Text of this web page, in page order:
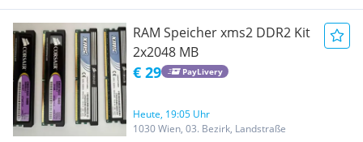
RAM Speicher xms2 DDR2 Kit
2x2048 MB
€ 29 PayLivery
Heute, 19:05 Uhr
1030 Wien, 03. Bezirk, Landstraße